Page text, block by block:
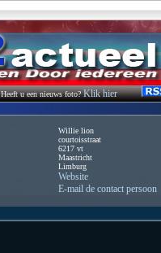
Heeft u een nieuws foto?Klik hier
Willie lion
courtoisstraat
6217 vt
Maastricht
Limburg
Website
E-mail de contact persoon